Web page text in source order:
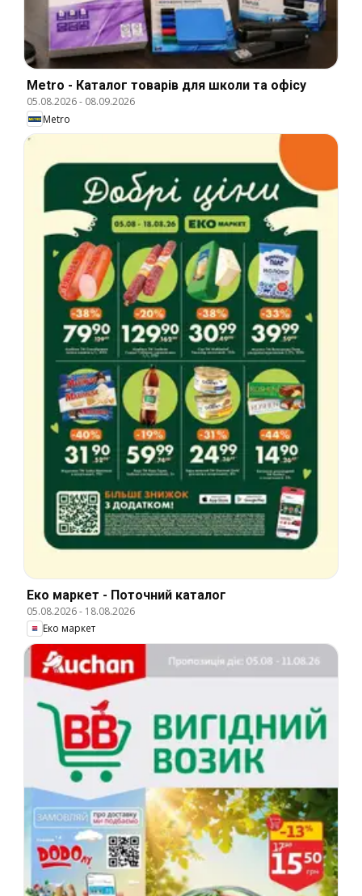
Metro - Каталог товарів для школи та офісу
05.08.2026- 08.09.2026
Metro
Еко маркет - Поточний каталог
05.08.2026- 18.08.2026
Еко маркет